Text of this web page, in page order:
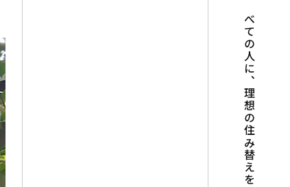
すべての人に、理想の住み替えを